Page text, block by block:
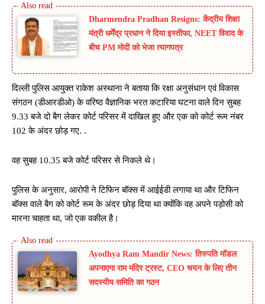
Dharmendra Pradhan Resigns: केंद्रीय शिक्षा
मंत्री धर्मेंद्र प्रधान ने दिया इस्तीफा, NEET विवाद के
बीच PM मोदी को भेजा त्यागपत्र
दिल्ली पुलिस आयुक्त राकेश अस्थाना ने बताया कि रक्षा अनुसंधान एवं विकास
संगठन (डीआरडीओ) के वरिष्ठ वैज्ञानिक भरत कटारिया घटना वाले दिन सुबह
9.33 बजे दो बैग लेकर कोर्ट परिसर में दाखिल हुए और एक को कोर्ट रूम नंबर
102 के अंदर छोड़ गए. .
वह सुबह 10.35 बजे कोर्ट परिसर से निकले थे।
पुलिस के अनुसार, आरोपी ने टिफिन बॉक्स में आईईडी लगाया था और टिफिन
बॉक्स वाले बैग को कोर्ट रूम के अंदर छोड़ दिया था क्योंकि वह अपने पड़ोसी को
मारना चाहता था, जो एक वकील है।
Ayodhya Ram Mandir News: तिरुपति मॉडल
अपनाएगा राम मंदिर ट्रस्ट, CEO चयन के लिए तीन
सदस्यीय समिति का गठन